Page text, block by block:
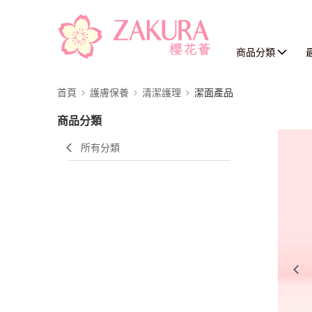
商品分類
首頁 護膚保養 清潔護理 潔面產品
商品分類
所有分類